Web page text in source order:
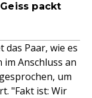
packt
Paar, wie es
Anschluss an
um
"Fakt ist: Wir